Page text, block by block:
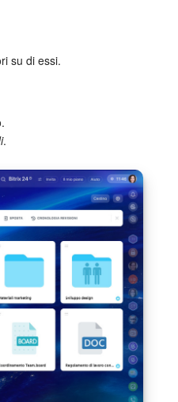
su di essi.
.